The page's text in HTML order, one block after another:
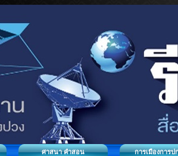
ศาสนา คำสอน การเมืองการป